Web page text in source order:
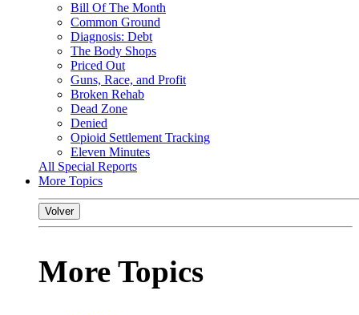
Bill Of The Month
Common Ground
Diagnosis: Debt
The Body Shops
Priced Out
Guns, Race, and Profit
Broken Rehab
Dead Zone
Denied
Opioid Settlement Tracking
Eleven Minutes
All Special Reports
More Topics
Volver
More Topics